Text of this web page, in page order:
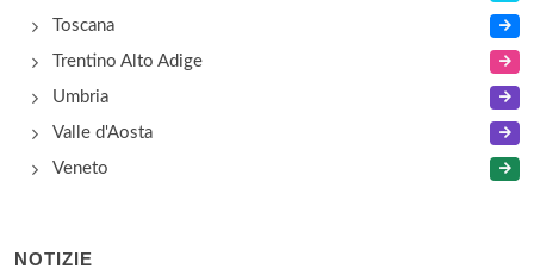
Toscana
Trentino Alto Adige
Umbria
Valle d'Aosta
Veneto
NOTIZIE